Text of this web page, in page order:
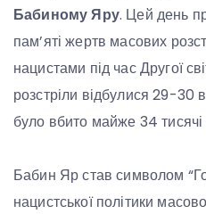
Бабиному Яру. Цей день
пам’яті жертв масових
нацистами під час Другої
розстріли відбулися 29-30
було вбито майже 34
Бабин Яр став символом
нацистської політики